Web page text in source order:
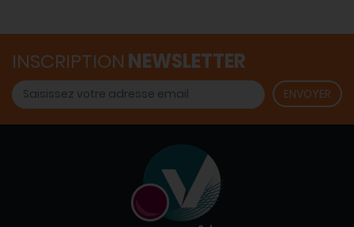
INSCRIPTION NEWSLETTER